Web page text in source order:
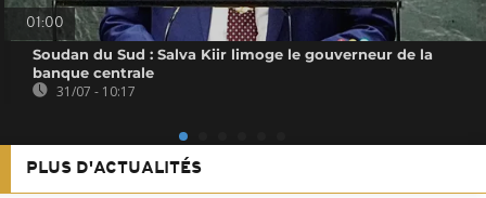
01:00
Soudan du Sud : Salva Kiir limoge le gouverneur de la
banque centrale
31/07 - 10:17
PLUS D'ACTUALITÉS